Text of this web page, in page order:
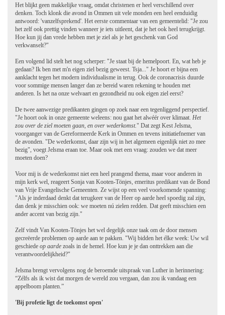
Het blijkt geen makkelijke vraag, omdat christenen er heel verschillend over
denken. Toch klonk die avond in Ommen uit vele monden een heel eenduidig
antwoord: 'vanzelfsprekend'. Het eerste commentaar van een gemeentelid: "Je zou
het zelf ook prettig vinden wanneer je iets uitleent, dat je het ook heel terugkrijgt.
Hoe kun jij dan vrede hebben met je ziel als je het geschenk van God
verkwanselt?"
Een volgend lid stelt het nog scherper: "Je staat bij de hemelpoort. En, wat heb je
gedaan? Ik ben met m'n eigen ziel bezig geweest. Tsja..." Je hoort er bijna een
aanklacht tegen het modern individualisme in terug. Ook de coronacrisis duurde
voor sommige mensen langer dan ze bereid waren rekening te houden met
anderen. Is het na onze welvaart en gezondheid nu ook eigen ziel eerst?
De twee aanwezige predikanten gingen op zoek naar een tegenliggend perspectief.
"Je hoort ook in onze gemeente weleens: nou gaat het alwéér over klimaat. Het
zou over de ziel moeten gaan, en over wederkomst." Dat zegt Kest Jelsma,
voorganger van de Gereformeerde Kerk in Ommen en tevens initiatiefnemer van
de avonden. "De wederkomst, daar zijn wij in het algemeen eigenlijk niet zo mee
bezig", voegt Jelsma eraan toe. Maar ook met een vraag: zouden we dat meer
moeten doen?
Voor mij is de wederkomst niet een heel prangend thema, maar voor anderen in
mijn kerk wel, reageert Sonja van Kooten-Tönjes, emeritus predikant van de Bond
van Vrije Evangelische Gemeenten. Ze wijst op een veel voorkomende spanning:
"Als je inderdaad denkt dat terugkeer van de Heer op aarde heel spoedig zal zijn,
dan denk je misschien ook: we moeten nú zielen redden. Dat geeft misschien een
ander accent van bezig zijn."
Zelf vindt Van Kooten-Tönjes het wel degelijk onze taak om de door mensen
gecreëerde problemen op aarde aan te pakken. "Wij bidden het élke week: Uw wil
geschiede op aarde zoals in de hemel. Hoe kun je je dan onttrekken aan die
verantwoordelijkheid?"
Jelsma brengt vervolgens nog de beroemde uitspraak van Luther in herinnering:
“Zélfs als ik wist dat morgen de wereld zou vergaan, dan zou ik vandaag een
appelboom planten.”
'Bij profetie ligt de toekomst open'